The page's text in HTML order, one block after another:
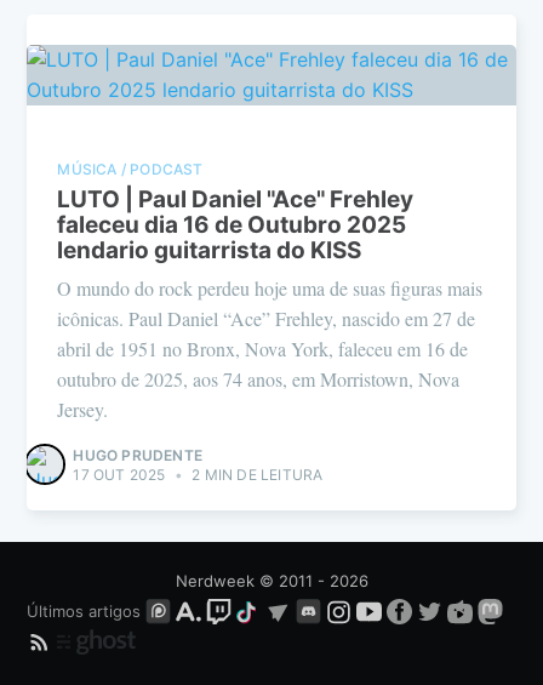
MÚSICA / PODCAST
LUTO | Paul Daniel "Ace" Frehley
faleceu dia 16 de Outubro 2025
lendario guitarrista do KISS
O mundo do rock perdeu hoje uma de suas figuras mais
icônicas. Paul Daniel “Ace” Frehley, nascido em 27 de
abril de 1951 no Bronx, Nova York, faleceu em 16 de
outubro de 2025, aos 74 anos, em Morristown, Nova
Jersey.
HUGO PRUDENTE
17 OUT 2025 • 2 MIN DE LEITURA
Nerdweek© 2011 - 2026
Últimos artigos